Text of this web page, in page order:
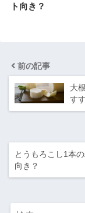
ト向き？
前の記事
大
す
とうもろこし1本
向き？